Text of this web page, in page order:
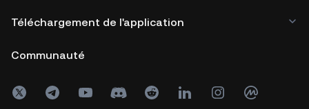
Téléchargement de l'application
Communauté